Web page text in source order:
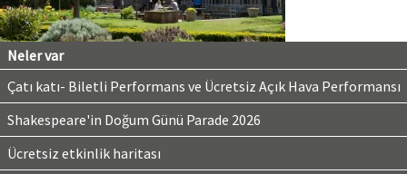
Neler var
Çatı katı- Biletli Performans ve Ücretsiz Açık Hava Performansı
Shakespeare'in Doğum Günü Parade 2026
Ücretsiz etkinlik haritası